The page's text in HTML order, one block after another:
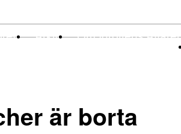
Arkiv Om Idrottens Affärer
är borta